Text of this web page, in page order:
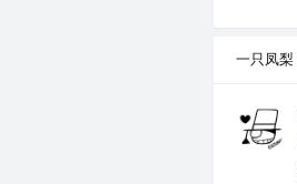
一只凤梨